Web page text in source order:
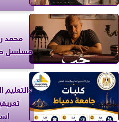
محمد
مسلسل